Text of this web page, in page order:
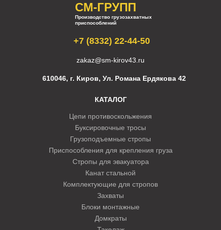
СМ-ГРУПП
Производство грузозахватных
приспособлений
+7 (8332) 22-44-50
zakaz@sm-kirov43.ru
610046, г. Киров, Ул. Романа Ердякова 42
КАТАЛОГ
Цепи противоскольжения
Буксировочные тросы
Грузоподъемные стропы
Приспособления для крепления груза
Стропы для эвакуатора
Канат стальной
Комплектующие для стропов
Захваты
Блоки монтажные
Домкраты